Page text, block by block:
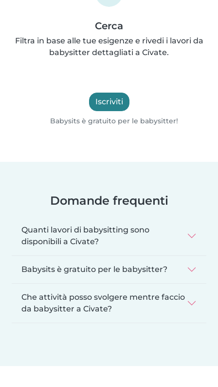
Cerca
Filtra in base alle tue esigenze e rivedi i lavori da
babysitter dettagliati a Civate.
Iscriviti
Babysits è gratuito per le babysitter!
Domande frequenti
Quanti lavori di babysitting sono
disponibili a Civate?
Babysits è gratuito per le babysitter?
Che attività posso svolgere mentre faccio
da babysitter a Civate?